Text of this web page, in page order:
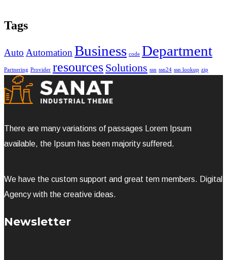
Tags
Auto Automation Business code Department
Partnering Provider resources Solutions ssn ssn24 ssn lookup zip
There are many variations of passages Lorem Ipsum
available, the Ipsum has been majority suffered.
We have the custom support and great tem members. Digital
Agency with the creative ideas.
Newsletter